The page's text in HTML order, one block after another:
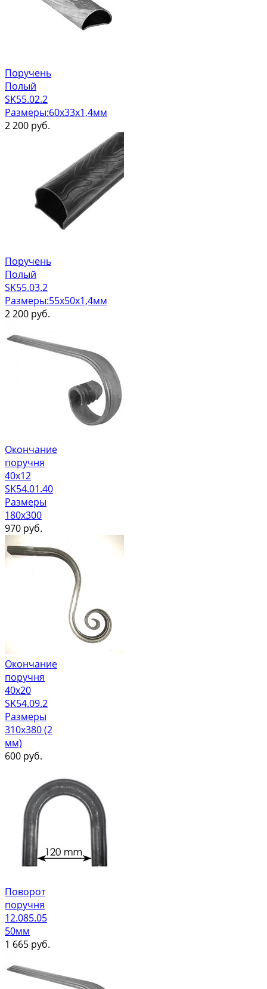
Поручень
Полый
SK55.02.2
Размеры:60х33х1,4мм
2 200 руб.
Поручень
Полый
SK55.03.2
Размеры:55х50х1,4мм
2 200 руб.
Окончание
поручня
40х12
SK54.01.40
Размеры
180x300
970 руб.
Окончание
поручня
40х20
SK54.09.2
Размеры
310х380 (2
мм)
600 руб.
Поворот
поручня
12.085.05
50мм
1 665 руб.